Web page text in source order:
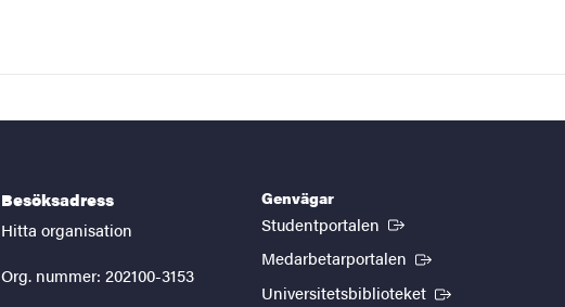
Besöksadress
Hitta organisation
Org. nummer: 202100-3153
Genvägar
Studentportalen (Extern länk)
Medarbetarportalen (Extern länk)
Universitetsbiblioteket (Extern länk)